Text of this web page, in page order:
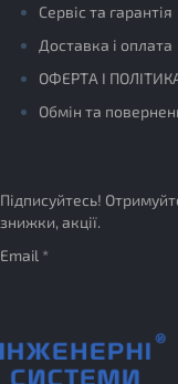
Сервіс та гарантія
Доставка і оплата
ОФЕРТА І
Обмін та
Підписуйтесь!
знижки, акції.
Email *